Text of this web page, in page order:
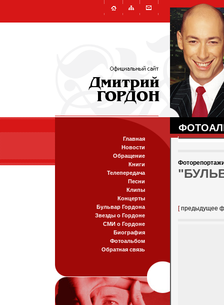
Главная
Новости
Обращение
Книги
Телепередача
Песни
Клипы
Концерты
Бульвар Гордона
Звезды о Гордоне
СМИ о Гордоне
Биография
Фотоальбом
Обратная связь
[предыдущее